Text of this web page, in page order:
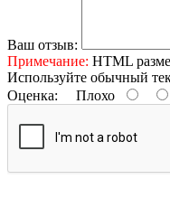
Ваш отзыв:
Примечание: HTML
Используйте обычный
Оценка: Плохо